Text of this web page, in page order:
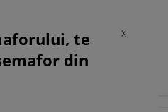
X
te
din